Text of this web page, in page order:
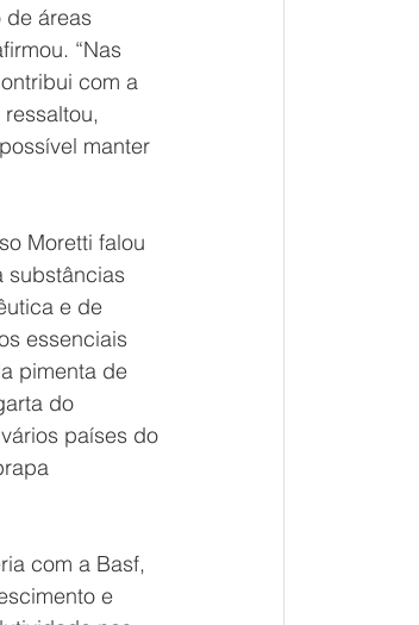
de áreas
“Nas
com a
manter
Moretti falou
substâncias
e de
essenciais
pimenta de
do
países do
com a Basf,
e